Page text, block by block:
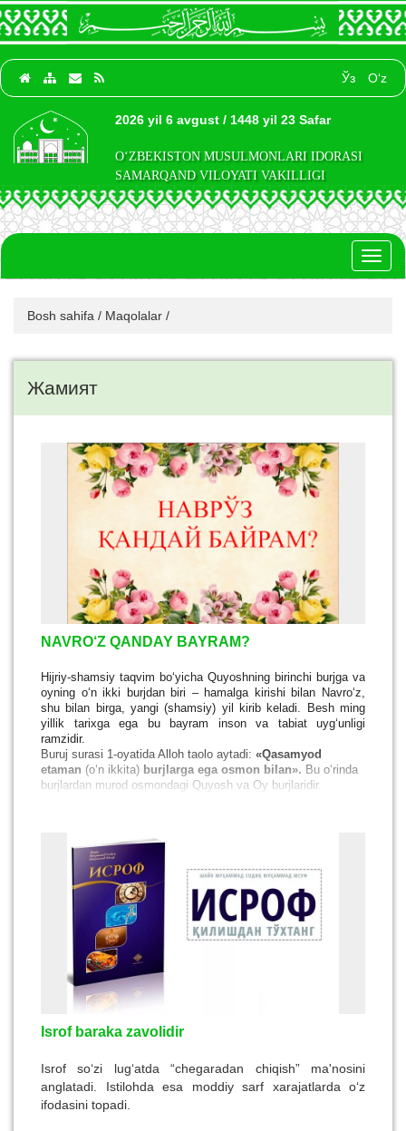
Ўз O‘z
2026 yil 6 avgust / 1448 yil 23 Safar
O‘ZBEKISTON MUSULMONLARI IDORASI
SAMARQAND VILOYATI VAKILLIGI
Bosh sahifa / Maqolalar /
Жамият
NAVRO‘Z QANDAY BAYRAM?
Hijriy-shamsiy taqvim bo‘yicha Quyoshning birinchi burjga va
oyning o‘n ikki burjdan biri – hamalga kirishi bilan Navro‘z,
shu bilan birga, yangi (shamsiy) yil kirib keladi. Besh ming
yillik tarixga ega bu bayram inson va tabiat uyg‘unligi
ramzidir.
Buruj surasi 1-oyatida Alloh taolo aytadi: «Qasamyod
etaman (o‘n ikkita) burjlarga ega osmon bilan». Bu o‘rinda
burjlardan murod osmondagi Quyosh va Oy burjlaridir.
Isrof baraka zavolidir
Isrof so‘zi lug‘atda “chegaradan chiqish” ma'nosini
anglatadi. Istilohda esa moddiy sarf xarajatlarda o‘z
ifodasini topadi.